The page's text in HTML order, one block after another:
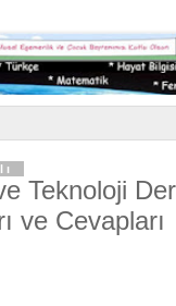
Teknoloji
ve Cevapları